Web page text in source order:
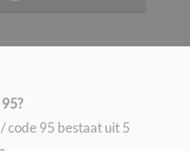
code 95 bestaat uit 5